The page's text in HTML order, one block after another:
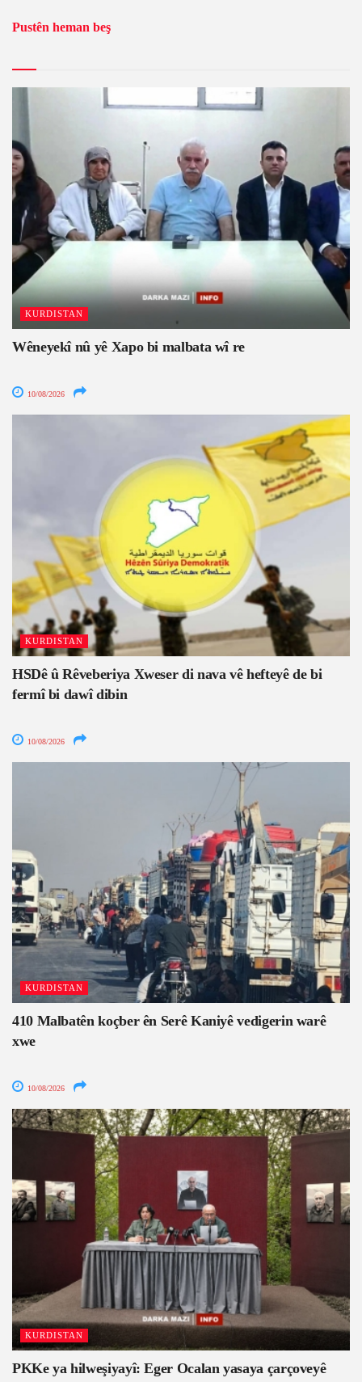
Pustên heman beş
KURDISTAN
Wêneyekî nû yê Xapo bi malbata wî re
10/08/2026
KURDISTAN
HSDê û Rêveberiya Xweser di nava vê hefteyê de bi
fermî bi dawî dibin
10/08/2026
KURDISTAN
410 Malbatên koçber ên Serê Kaniyê vedigerin warê
xwe
10/08/2026
KURDISTAN
PKKe ya hilweşiyayî: Eger Ocalan yasaya çarçoveyê